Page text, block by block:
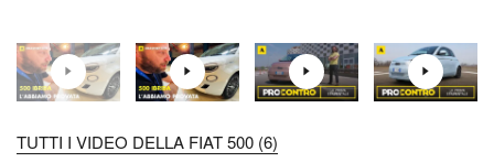
TUTTI I VIDEO DELLA FIAT 500 (6)